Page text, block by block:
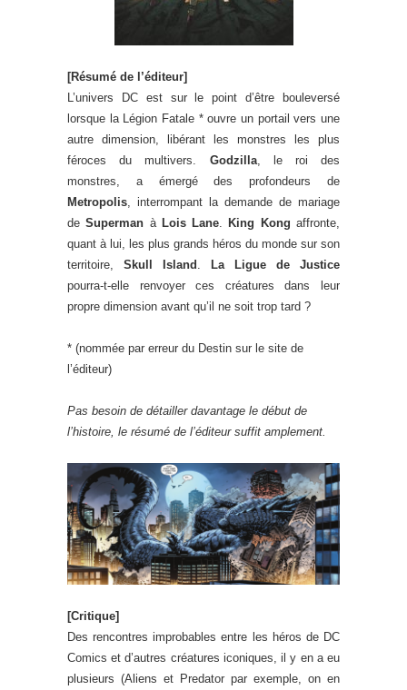
[Résumé de l’éditeur]
L’univers DC est sur le point d’être bouleversé
lorsque la Légion Fatale * ouvre un portail vers une
autre dimension, libérant les monstres les plus
féroces du multivers. Godzilla, le roi des
monstres, a émergé des profondeurs de
Metropolis, interrompant la demande de mariage
deSuperman à Lois Lane. King Kong affronte,
quant à lui, les plus grands héros du monde sur son
territoire, Skull Island .
La Ligue de Justice
pourra-t-elle renvoyer ces créatures dans leur
propre dimension avant qu’il ne soit trop tard ?
* (nommée par erreur du Destin sur le site de
l’éditeur)
Pas besoin de détailler davantage le début de
l’histoire, le résumé de l’éditeur suffit amplement.
[Critique]
Des rencontres improbables entre les héros de DC
Comics et d’autres créatures iconiques, il y en a eu
plusieurs (Aliens et Predator par exemple, on en